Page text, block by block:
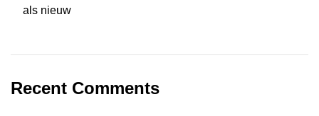
als nieuw
Recent Comments